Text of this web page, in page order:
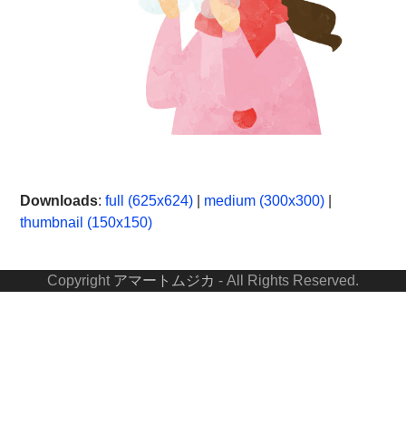
Downloads:full (625x624) medium (300x300)
thumbnail (150x150)
Copyright アマートムジカ - All Rights Reserved.